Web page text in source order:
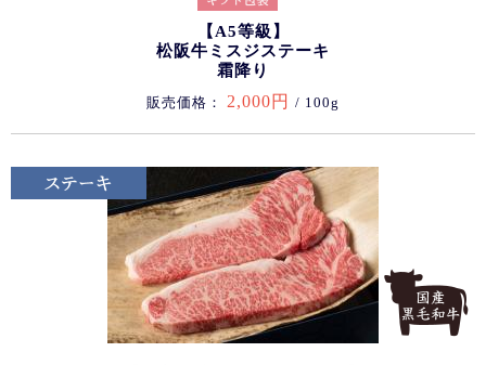
【A5等級】
松阪牛ミスジステーキ
霜降り
販売価格： 2,000円 / 100g